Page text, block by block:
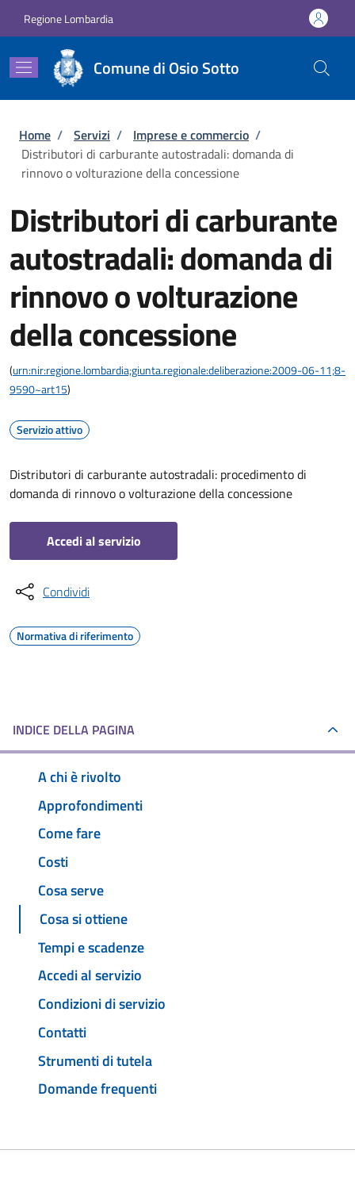
Regione Lombardia
Comune di Osio Sotto
Briciole di pane
Home / Servizi / Imprese e commercio /
Distributori di carburante autostradali: domanda di
rinnovo o volturazione della concessione
Distributori di carburante
autostradali: domanda di
rinnovo o volturazione
della concessione
(urn:nir:regione.lombardia;giunta.regionale:deliberazione:2009-06-11;8-
9590~art15)
Servizio attivo
Distributori di carburante autostradali: procedimento di
domanda di rinnovo o volturazione della concessione
Accedi al servizio
Condividi
Normativa di riferimento
INDICE DELLA PAGINA
A chi è rivolto
Approfondimenti
Come fare
Costi
Cosa serve
Cosa si ottiene
Tempi e scadenze
Accedi al servizio
Condizioni di servizio
Contatti
Strumenti di tutela
Domande frequenti